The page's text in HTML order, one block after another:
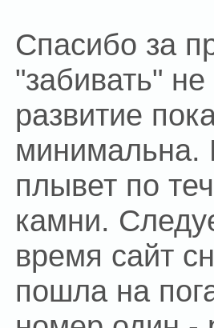
Спасибо за
"забивать"
развитие
минимальна.
плывет по
камни.
время сайт
пошла на